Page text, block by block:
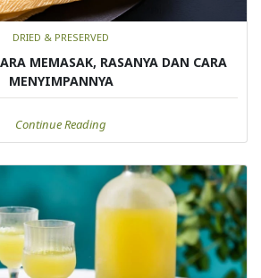
DRIED & PRESERVED
MEMASAK, RASANYA DAN CARA
MENYIMPANNYA
Continue Reading